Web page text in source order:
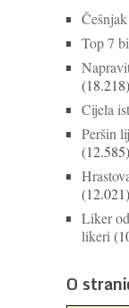
Top 7
(18.218)
Cijela
Peršin
(12.585)
(12.021)
Liker
likeri
O